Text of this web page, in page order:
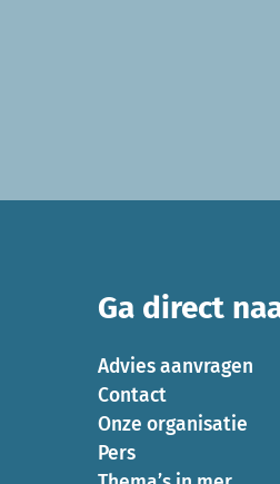
Ga direct
Advies aanvragen
Contact
Onze organisatie
Pers